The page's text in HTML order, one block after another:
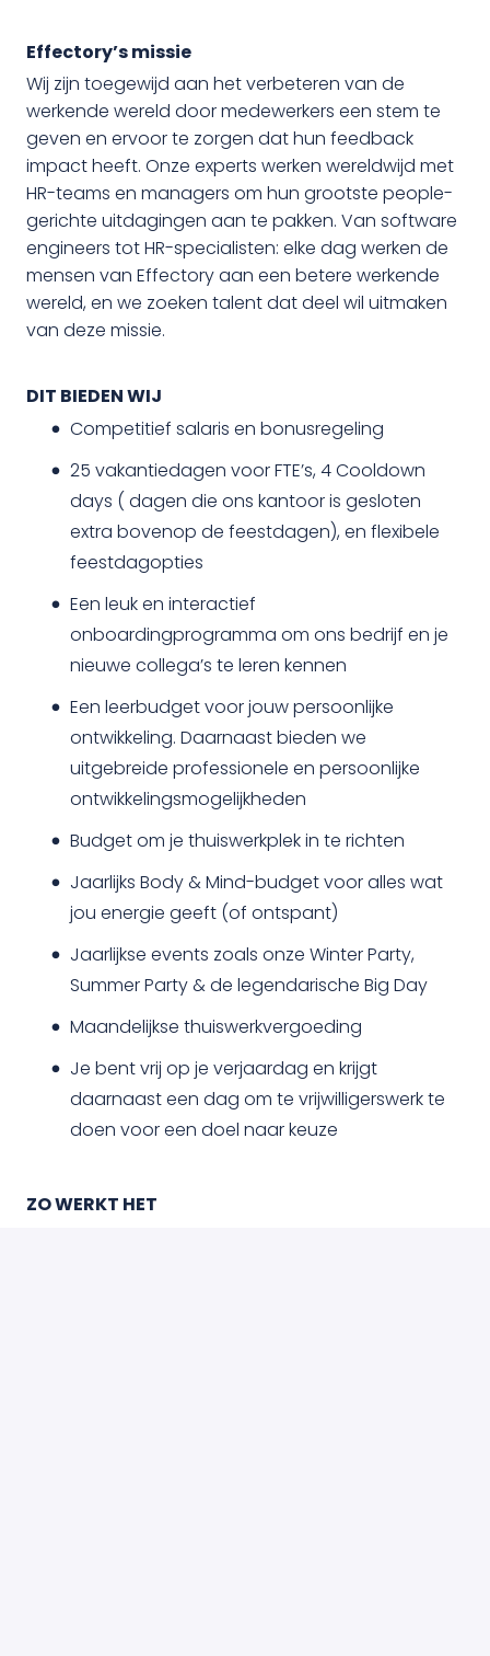
Effectory’s missie
Wij zijn toegewijd aan het verbeteren van de
werkende wereld door medewerkers een stem te
geven en ervoor te zorgen dat hun feedback
impact heeft. Onze experts werken wereldwijd met
HR-teams en managers om hun grootste people-
gerichte uitdagingen aan te pakken. Van software
engineers tot HR-specialisten: elke dag werken de
mensen van Effectory aan een betere werkende
wereld, en we zoeken talent dat deel wil uitmaken
van deze missie.
DIT BIEDEN WIJ
Competitief salaris en bonusregeling
25 vakantiedagen voor FTE’s, 4 Cooldown
days ( dagen die ons kantoor is gesloten
extra bovenop de feestdagen), en flexibele
feestdagopties
Een leuk en interactief
onboardingprogramma om ons bedrijf en je
nieuwe collega’s te leren kennen
Een leerbudget voor jouw persoonlijke
ontwikkeling. Daarnaast bieden we
uitgebreide professionele en persoonlijke
ontwikkelingsmogelijkheden
Budget om je thuiswerkplek in te richten
Jaarlijks Body & Mind-budget voor alles wat
jou energie geeft (of ontspant)
Jaarlijkse events zoals onze Winter Party,
Summer Party & de legendarische Big Day
Maandelijkse thuiswerkvergoeding
Je bent vrij op je verjaardag en krijgt
daarnaast een dag om te vrijwilligerswerk te
doen voor een doel naar keuze
ZO WERKT HET